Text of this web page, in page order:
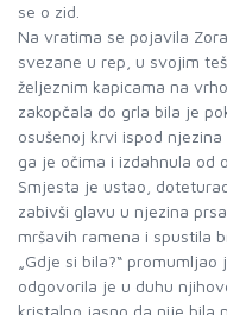
se o zid.
Na vratima se pojavila
svezane u rep, u svojim
željeznim kapicama na
zakopčala do grla bila je
osušenoj krvi ispod
ga je očima i izdahnula od
Smjesta je ustao,
zabivši glavu u njezina
mršavih ramena i spustila
„Gdje si bila?“
odgovorila je u duhu
kristalno jasno da nije bila